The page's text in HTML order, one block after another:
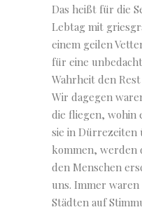
Das heißt für die
Lebtag mit
einem geilen
für eine
Wahrheit den
Wir dagegen
die fliegen, wohin
sie in
kommen, werden
den Menschen
uns. Immer
Städten auf